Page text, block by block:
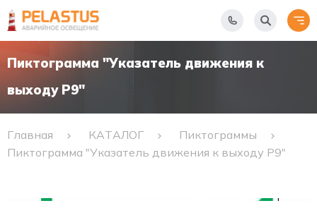
Пиктограмма "Указатель движения к
выходу Р9"
Главная КАТАЛОГ
Пиктограммы
Пиктограмма "Указатель движения к выходу Р9"